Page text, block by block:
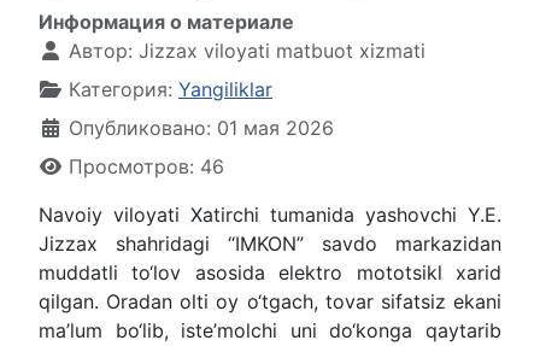
Информация о материале
Автор: Jizzax viloyati matbuot xizmati
Категория: Yangiliklar
Опубликовано: 01 мая 2026
Просмотров: 46
Navoiy viloyati Xatirchi tumanida yashovchi Y.E.
Jizzax shahridagi “IMKON” savdo markazidan
muddatli to‘lov asosida elektro mototsikl xarid
qilgan. Oradan olti oy o‘tgach, tovar sifatsiz ekani
ma’lum bo‘lib, iste’molchi uni do‘konga qaytarib